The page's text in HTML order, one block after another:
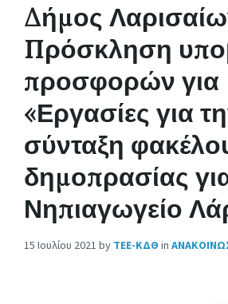
Δήμος
Πρόσκληση
προσφορών για
«Εργασίες για
σύνταξη
δημοπρασίας
Νηπιαγωγείο
15 Ιουλίου 2021 by ΤΕΕ-ΚΔΘ in